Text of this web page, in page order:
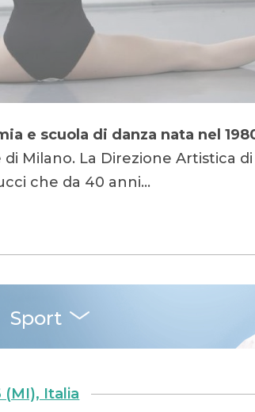
e scuola di danza nata nel
Milano. La Direzione Artistica
che da 40 anni…
Sport
(MI), Italia